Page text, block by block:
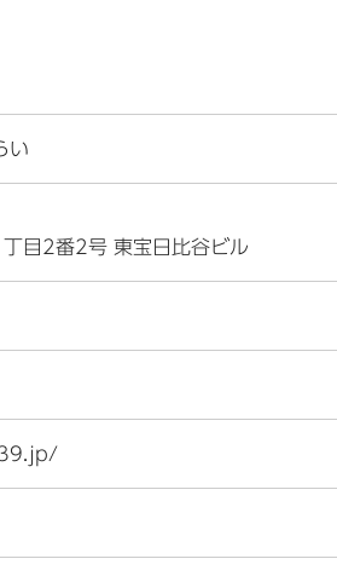
い
目2番2号 東宝日比谷ビル